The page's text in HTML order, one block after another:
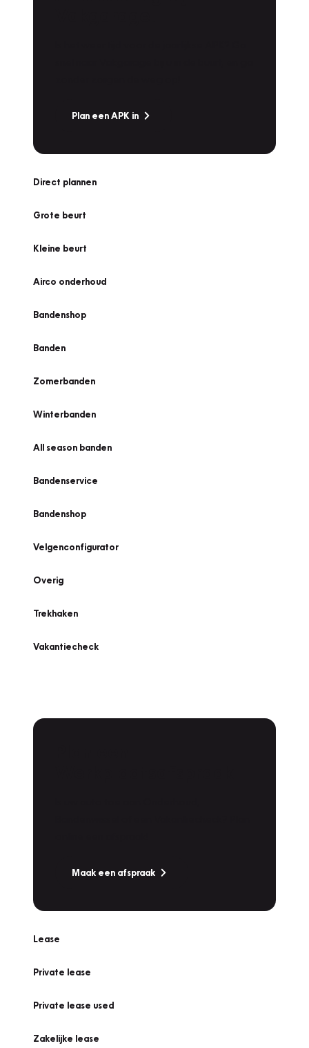
Plan een APK in
Direct plannen
Grote beurt
Kleine beurt
Airco onderhoud
Bandenshop
Banden
Zomerbanden
Winterbanden
All season banden
Bandenservice
Bandenshop
Velgenconfigurator
Overig
Trekhaken
Vakantiecheck
Maak een afspraak
Lease
Private lease
Private lease used
Zakelijke lease